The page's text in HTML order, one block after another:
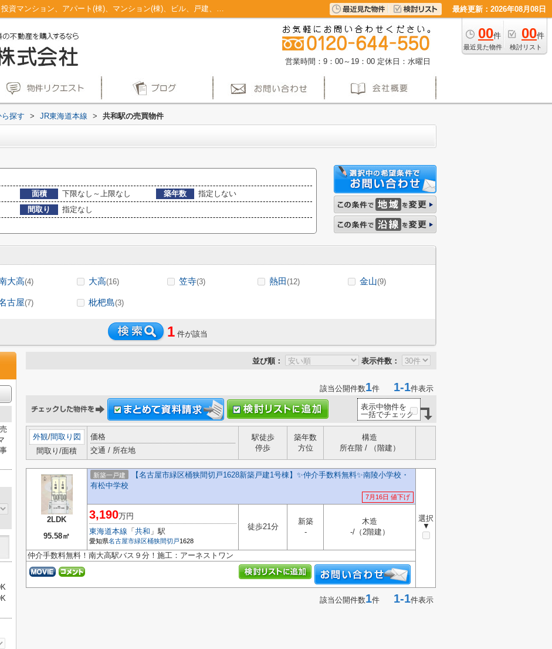
共和駅のマンション、戸建、土地、投資マンション、アパート(棟)、マンション(棟)、ビル、戸建、店舗事務所、その他、土地一覧｜仲介手数料無料！名古屋市で新築戸建てを探すならAplace 最終更新：2026年08月08日
00件
最近見た物件
00件
検討リスト
営業時間：9：00～19：00 定休日：水曜日
探す > JR東海道本線 > 共和駅の売買物件
面積 下限なし～上限なし 築年数
指定しない
間取り
指定なし
大高(4) 大高(16) 笠寺(3) 熱田(12) 金山(9)
古屋(7) 枇杷島(3)
1 件が該当
並び順： 表示件数：
該当公開件数1件 1-1件表示
表示中物件を
一括でチェック
外観/間取り図
間取り/面積
価格
交通 / 所在地
駅徒歩
停歩
築年数
方位
構造
所在階 / （階建）
2LDK
95.58㎡
新築一戸建
【名古屋市緑区桶狭間切戸1628新築戸建1号棟】✨️仲介手数料無料✨️南陵小学校・
有松中学校
7月16日 値下げ
選択
▼
3,190万円
東海道本線 「 共和 」駅
愛知県名古屋市緑区桶狭間切戸1628
徒歩21分
新築
-
木造
-/（2階建）
仲介手数料無料！南大高駅バス９分！施工：アーネストワン
該当公開件数1件 1-1件表示